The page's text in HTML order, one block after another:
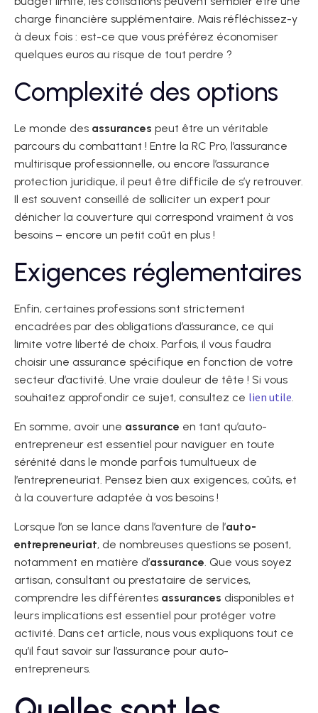
charge financière supplémentaire. Mais réfléchissez-y
à deux fois : est-ce que vous préférez économiser
quelques euros au risque de tout perdre ?
Complexité des options
Le monde des assurances peut être un véritable
parcours du combattant ! Entre la RC Pro, l’assurance
multirisque professionnelle, ou encore l’assurance
protection juridique, il peut être difficile de s’y retrouver.
Il est souvent conseillé de solliciter un expert pour
dénicher la couverture qui correspond vraiment à vos
besoins – encore un petit coût en plus !
Exigences réglementaires
Enfin, certaines professions sont strictement
encadrées par des obligations d’assurance, ce qui
limite votre liberté de choix. Parfois, il vous faudra
choisir une assurance spécifique en fonction de votre
secteur d’activité. Une vraie douleur de tête ! Si vous
souhaitez approfondir ce sujet, consultez ce lien utile.
En somme, avoir une assurance en tant qu’auto-
entrepreneur est essentiel pour naviguer en toute
sérénité dans le monde parfois tumultueux de
l’entrepreneuriat. Pensez bien aux exigences, coûts, et
à la couverture adaptée à vos besoins !
Lorsque l’on se lance dans l’aventure de l’auto-
entrepreneuriat, de nombreuses questions se posent,
notamment en matière d’assurance. Que vous soyez
artisan, consultant ou prestataire de services,
comprendre les différentes assurances disponibles et
leurs implications est essentiel pour protéger votre
activité. Dans cet article, nous vous expliquons tout ce
qu’il faut savoir sur l’assurance pour auto-
entrepreneurs.